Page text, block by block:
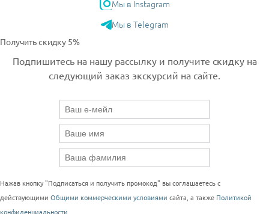
Мы в Instagram
Мы в Telegram
Получить скидку 5%
Подпишитесь на нашу рассылку и получите скидку на
следующий заказ экскурсий на сайте.
Нажав кнопку "Подписаться и получить промокод" вы соглашаетесь с
действующими Общими коммерческими условиями сайта, а также Политикой
конфиденциальности